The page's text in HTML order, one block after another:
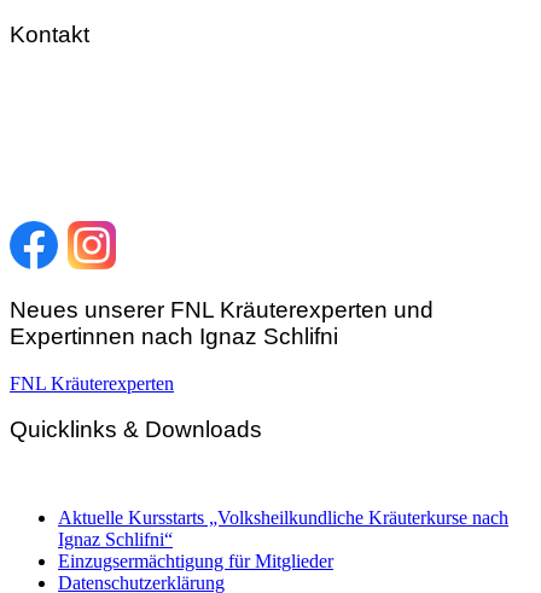
Kontakt
Neues unserer FNL Kräuterexperten und
Expertinnen nach Ignaz Schlifni
FNL Kräuterexperten
Quicklinks & Downloads
Aktuelle Kursstarts „Volksheilkundliche Kräuterkurse nach
Ignaz Schlifni“
Einzugsermächtigung für Mitglieder
Datenschutzerklärung